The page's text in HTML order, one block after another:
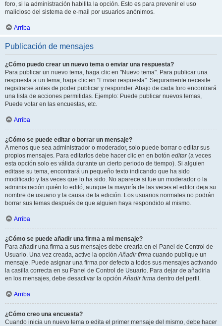
foro, si la administración habilita la opción. Esto es para prevenir el uso
malicioso del sistema de e-mail por usuarios anónimos.
Arriba
Publicación de mensajes
¿Cómo puedo crear un nuevo tema o enviar una respuesta?
Para publicar un nuevo tema, haga clic en "Nuevo tema". Para publicar una
respuesta a un tema, haga clic en "Enviar respuesta". Seguramente necesite
registrarse antes de poder publicar y responder. Abajo de cada foro encontrará
una lista de acciones permitidas. Ejemplo: Puede publicar nuevos temas,
Puede votar en las encuestas, etc.
Arriba
¿Cómo se puede editar o borrar un mensaje?
A menos que sea administrador o moderador, solo puede borrar o editar sus
propios mensajes. Para editarlos debe hacer clic en en botón editar(a veces
esta opción solo es válida durante un cierto periodo de tiempo). Si alguien
editase su tema, encontrará un pequeño texto indicando que ha sido
modificado y las veces que lo ha sido. No aparece si fue un moderador o la
administración quién lo editó, aunque la mayoría de las veces el editor deja su
nombre de usuario y la causa de la edición. Los usuarios normales no podrán
borrar sus temas después de que alguien haya respondido al mismo.
Arriba
¿Cómo se puede añadir una firma a mi mensaje?
Para añadir una firma a sus mensajes debe crearla en el Panel de Control de
Usuario. Una vez creada, active la opciónAñadir firma cuando publique un
mensaje. Puede asignar una firma por defecto a todos sus mensajes activando
la casilla correcta en su Panel de Control de Usuario. Para dejar de añadirla
en los mensajes, debe desactivar la opciónAñadir firma dentro del perfil.
Arriba
¿Cómo creo una encuesta?
Cuando inicia un nuevo tema o edita el primer mensaje del mismo, debe hacer